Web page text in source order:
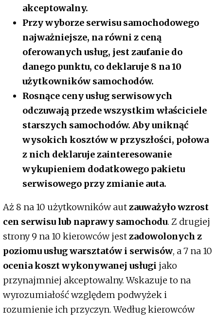
akceptowalny.
Przy wyborze serwisu samochodowego
najważniejsze, na równi z ceną
oferowanych usług, jest zaufanie do
danego punktu, co deklaruje 8 na 10
użytkowników samochodów.
Rosnące ceny usług serwisowych
odczuwają przede wszystkim właściciele
starszych samochodów. Aby uniknąć
wysokich kosztów w przyszłości, połowa
z nich deklaruje zainteresowanie
wykupieniem dodatkowego pakietu
serwisowego przy zmianie auta.
Aż 8 na 10 użytkowników autzauważyło wzrost
cen serwisu lub naprawy samochodu. Z drugiej
strony 9 na 10 kierowców jestzadowolonych z
poziomu usług warsztatów i serwisów, a 7 na 10
ocenia koszt wykonywanej usługi jako
przynajmniej akceptowalny. Wskazuje to na
wyrozumiałość względem podwyżek i
rozumienie ich przyczyn. Według kierowców